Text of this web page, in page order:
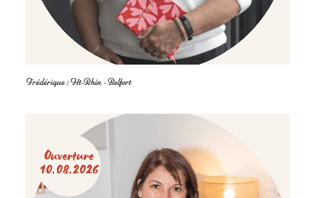
Frédérique : Ht-Rhin - Belfort